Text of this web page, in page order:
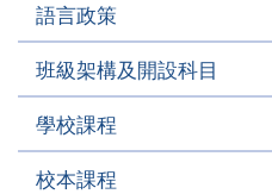
語言政策
班級架構及開設科目
學校課程
校本課程